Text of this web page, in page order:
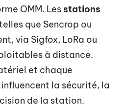
OMM. Les stations
que Sencrop ou
via Sigfox, LoRa ou
à distance.
et chaque
la sécurité, la
de la station.